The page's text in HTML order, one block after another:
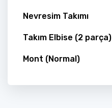
Nevresim Takımı
Takım Elbise (2 parça)
Mont (Normal)